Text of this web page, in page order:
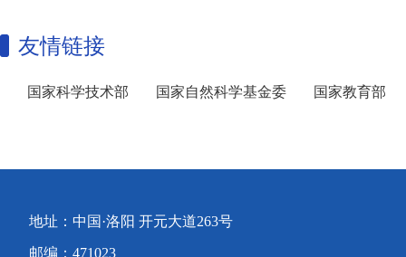
友情链接
国家科学技术部 国家自然科学基金委 国家教育部
地址：中国·洛阳 开元大道263号
邮编：471023